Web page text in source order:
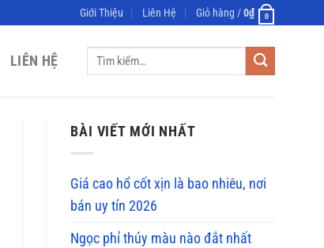
Giới Thiệu Liên Hệ Giỏ hàng /0₫ 0
LIÊN HỆ
Tìm
BÀI VIẾT MỚI NHẤT
Giá cao hổ cốt xịn là bao nhiêu, nơi
bán uy tín 2026
Ngọc phỉ thúy màu nào đắt nhất